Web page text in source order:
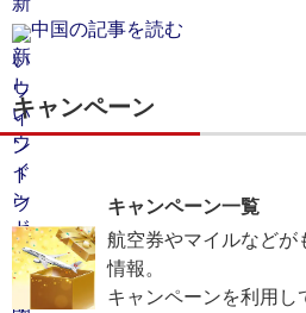
中国の記事を読む
キャンペーン
キャンペーン一覧
航空券やマイルなどが
情報。
キャンペーンを利用し